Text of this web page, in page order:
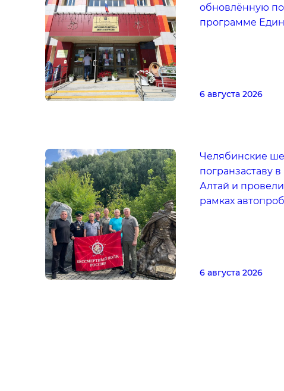
обновлённую
программе
6 августа 2026
Челябинские
погранзаставу
Алтай и
рамках
6 августа 2026